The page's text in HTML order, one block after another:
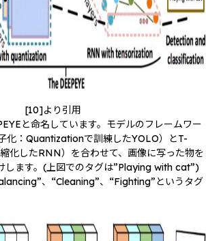
[10]より引用
と命名しています。モデルのフレームワー
化：Quantizationで訓練したYOLO）とT-
化したRNN）を合わせて、画像に写った物を
します。(上図でのタグは”Playing with cat”)
、“Cleaning”、“Fighting”というタグ